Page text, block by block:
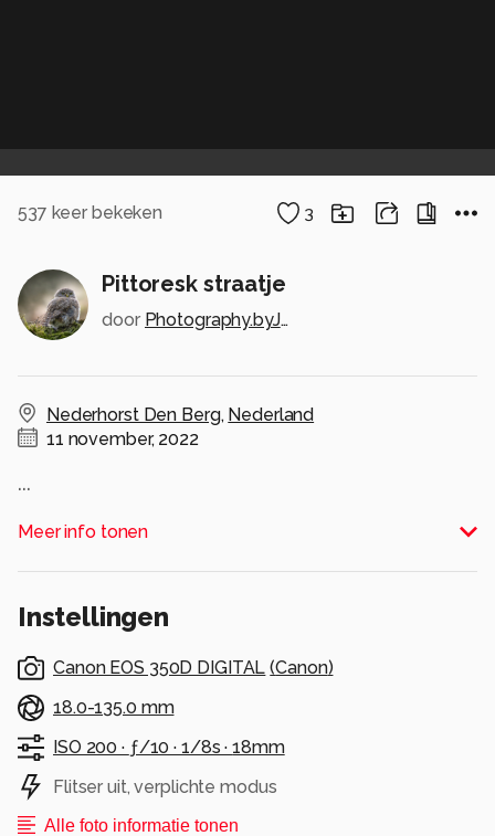
537 keer bekeken 3
Pittoresk straatje
door Photography.byJanneke
Nederhorst Den Berg, Nederland
11 november, 2022
...
Alle rechten voorbehouden
Meer info tonen
Instellingen
Canon EOS 350D DIGITAL (Canon)
18.0-135.0 mm
ISO 200 · ƒ/10 · 1/8s ·18mm
Flitser uit, verplichte modus
Alle foto informatie tonen